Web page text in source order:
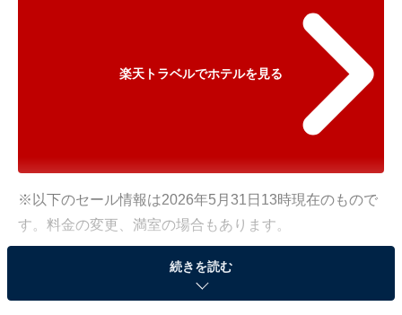
楽天トラベルでホテルを見る
※以下のセール情報は2026年5月31日13時現在のもので
す。料金の変更、満室の場合もあります。
※本記事で紹介している商品の購入やサービスの利用により、売上の一部が
オールアバウトに還元されることがあります。
続きを読む